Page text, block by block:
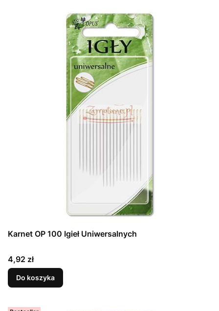
Karnet OP 100 Igieł Uniwersalnych
Cena
4,92 zł
Do koszyka